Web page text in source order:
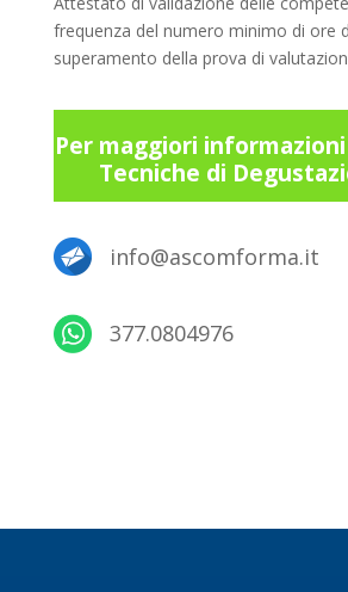
frequenza del numero minimo di ore
superamento della prova di
Per maggiori
Tecniche di
info@ascomforma.it
377.0804976